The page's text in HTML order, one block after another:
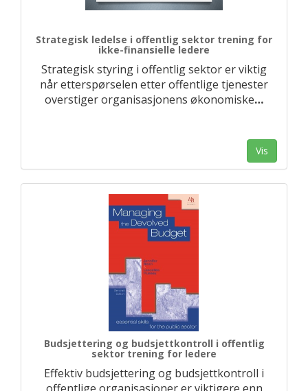
Strategisk ledelse i offentlig sektor trening for
ikke-finansielle ledere
Strategisk styring i offentlig sektor er viktig
når etterspørselen etter offentlige tjenester
overstiger organisasjonens økonomiske…
Vis
Budsjettering og budsjettkontroll i offentlig
sektor trening for ledere
Effektiv budsjettering og budsjettkontroll i